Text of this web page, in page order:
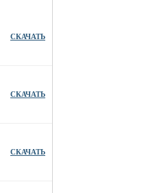
СКАЧАТЬ
СКАЧАТЬ
СКАЧАТЬ